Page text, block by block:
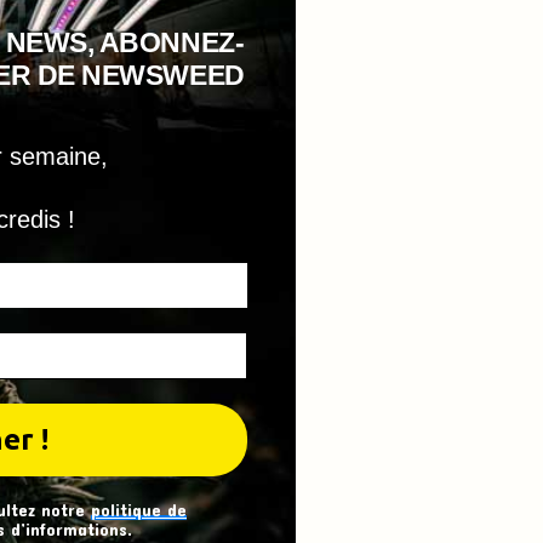
ABONNEZ-
DE NEWSWEED
semaine,
!
notrepolitique de